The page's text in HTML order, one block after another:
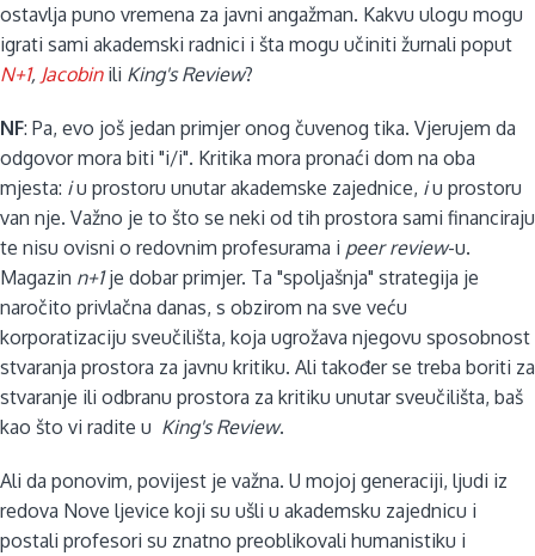
ostavlja puno vremena za javni angažman. Kakvu ulogu mogu
igrati sami akademski radnici i šta mogu učiniti žurnali poput
N+1, Jacobinili King's Review?
NF: Pa, evo još jedan primjer onog čuvenog tika. Vjerujem da
odgovor mora biti "i/i". Kritika mora pronaći dom na oba
mjesta: iu prostoru unutar akademske zajednice, iu prostoru
van nje. Važno je to što se neki od tih prostora sami financiraju
te nisu ovisni o redovnim profesurama i peer review-u.
Magazin n+1je dobar primjer. Ta "spoljašnja" strategija je
naročito privlačna danas, s obzirom na sve veću
korporatizaciju sveučilišta, koja ugrožava njegovu sposobnost
stvaranja prostora za javnu kritiku. Ali također se treba boriti za
stvaranje ili odbranu prostora za kritiku unutar sveučilišta, baš
kao što vi radite u King's Review.
Ali da ponovim, povijest je važna. U mojoj generaciji, ljudi iz
redova Nove ljevice koji su ušli u akademsku zajednicu i
postali profesori su znatno preoblikovali humanistiku i